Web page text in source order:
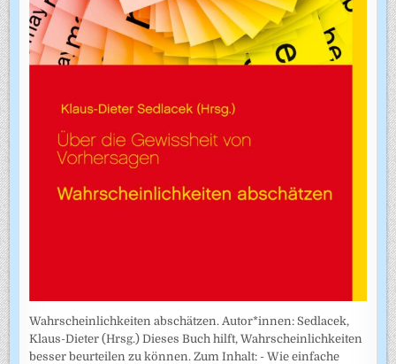
Wahrscheinlichkeiten abschätzen. Autor*innen: Sedlacek,
Klaus-Dieter (Hrsg.) Dieses Buch hilft, Wahrscheinlichkeiten
besser beurteilen zu können. Zum Inhalt: - Wie einfache